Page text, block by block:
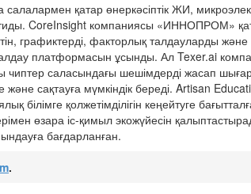
қатар өнеркәсіптік ЖИ,
CoreInsight компаниясы «ИННОПРОМ»
графиктерді, факторлық талдауларды
платформасын ұсынды. Ал Texer.ai
чиптер саласындағы шешімдерді жасап
сақтауға мүмкіндік береді. Artisan
білімге қолжетімділігін кеңейтуге
өзара іс-қимыл экожүйесін
бағдарланған.
.